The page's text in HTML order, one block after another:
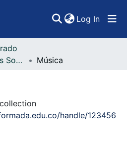
Log In
Facultad de Ciencias Sociales, Artes y Humanidades
Música
handle/123456